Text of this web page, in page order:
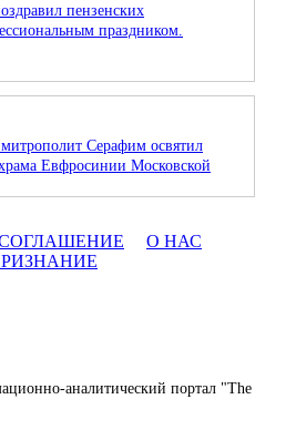
пензенских
праздником.
Серафим освятил
Евфросинии Московской
О НАС
аналитический портал "The